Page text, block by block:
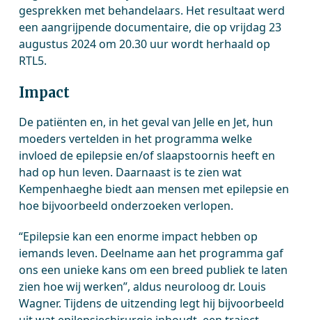
gesprekken met behandelaars. Het resultaat werd
een aangrijpende documentaire, die op vrijdag 23
augustus 2024 om 20.30 uur wordt herhaald op
RTL5.
Impact
De patiënten en, in het geval van Jelle en Jet, hun
moeders vertelden in het programma welke
invloed de epilepsie en/of slaapstoornis heeft en
had op hun leven. Daarnaast is te zien wat
Kempenhaeghe biedt aan mensen met epilepsie en
hoe bijvoorbeeld onderzoeken verlopen.
“Epilepsie kan een enorme impact hebben op
iemands leven. Deelname aan het programma gaf
ons een unieke kans om een breed publiek te laten
zien hoe wij werken”, aldus neuroloog dr. Louis
Wagner. Tijdens de uitzending legt hij bijvoorbeeld